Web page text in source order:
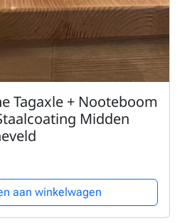
Tagaxle + Nooteboom
Midden
prijs was: € 150,00.
prijs is: € 140,00.
aan winkelwagen